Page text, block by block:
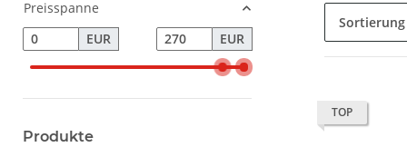
Sortierung
TOP
Preisspanne
EUR
EUR
Produkte